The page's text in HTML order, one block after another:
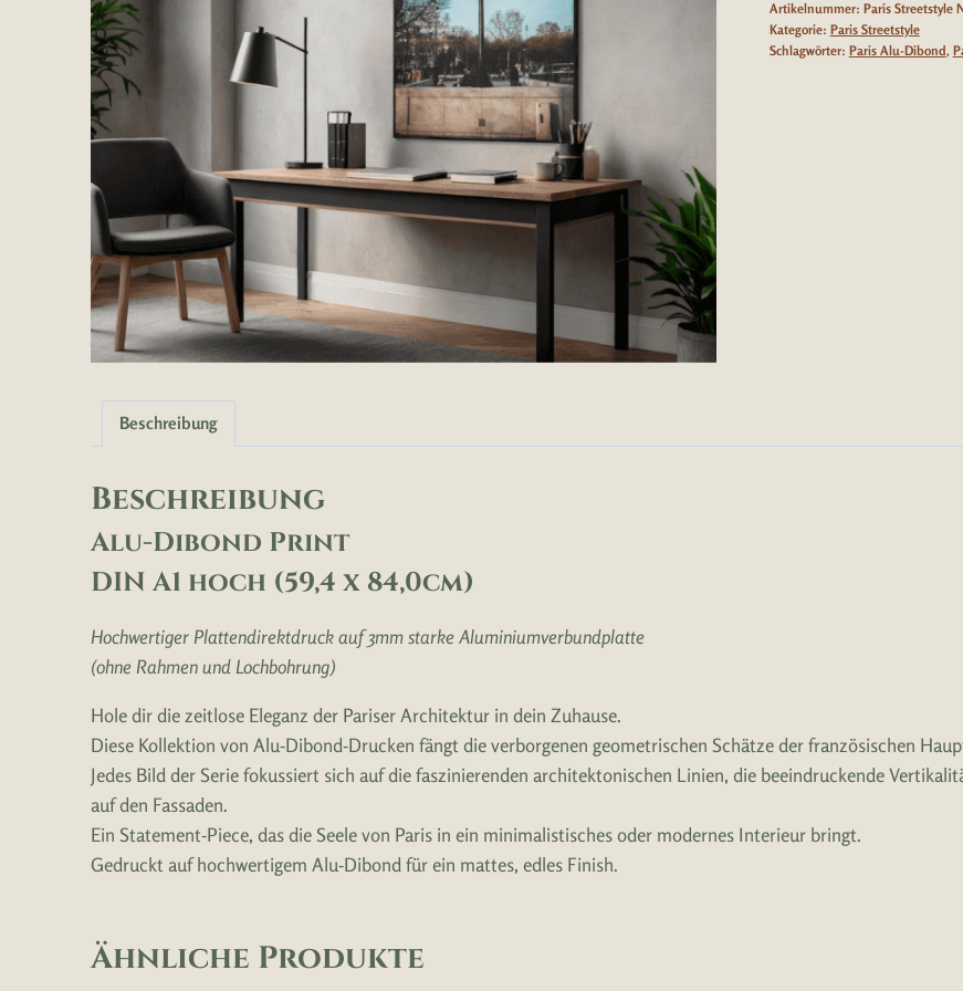
Menge
Artikelnummer: Paris Streetstyle
Kategorie: Paris Streetstyle
Schlagwörter: Paris Alu-Dibond,
Beschreibung
Beschreibung
Alu-Dibond Print
DIN A1 hoch (59,4 x 84,0cm)
Hochwertiger Plattendirektdruck auf 3mm starke Aluminiumverbundplatte
(ohne Rahmen und Lochbohrung)
Hole dir die zeitlose Eleganz der Pariser Architektur in dein Zuhause.
Diese Kollektion von Alu-Dibond-Drucken fängt die verborgenen geometrischen Schätze der französischen
Jedes Bild der Serie fokussiert sich auf die faszinierenden architektonischen Linien, die beeindruckende
auf den Fassaden.
Ein Statement-Piece, das die Seele von Paris in ein minimalistisches oder modernes Interieur bringt.
Gedruckt auf hochwertigem Alu-Dibond für ein mattes, edles Finish.
Ähnliche Produkte